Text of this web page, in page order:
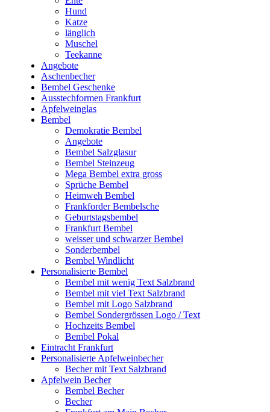
Hund
Katze
länglich
Muschel
Teekanne
Angebote
Aschenbecher
Bembel Geschenke
Ausstechformen Frankfurt
Apfelweinglas
Bembel
Demokratie Bembel
Angebote
Bembel Salzglasur
Bembel Steinzeug
Mega Bembel extra gross
Sprüche Bembel
Heimweh Bembel
Frankforder Bembelsche
Geburtstagsbembel
Frankfurt Bembel
weisser und schwarzer Bembel
Sonderbembel
Bembel Windlicht
Personalisierte Bembel
Bembel mit wenig Text Salzbrand
Bembel mit viel Text Salzbrand
Bembel mit Logo Salzbrand
Bembel Sondergrössen Logo / Text
Hochzeits Bembel
Bembel Pokal
Eintracht Frankfurt
Personalisierte Apfelweinbecher
Becher mit Text Salzbrand
Apfelwein Becher
Bembel Becher
Becher